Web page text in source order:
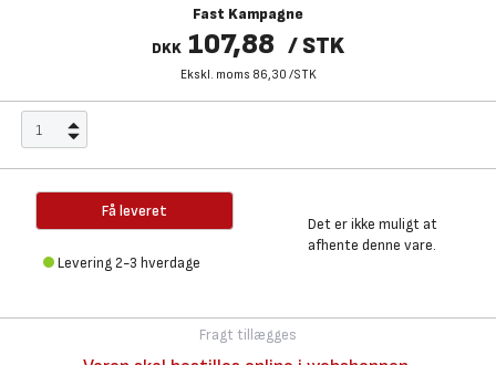
Fast Kampagne
DKK 107,88 /STK
Ekskl. moms 86,30 /STK
Få leveret
Levering 2-3 hverdage
Det er ikke muligt at
afhente denne vare.
Fragt tillægges